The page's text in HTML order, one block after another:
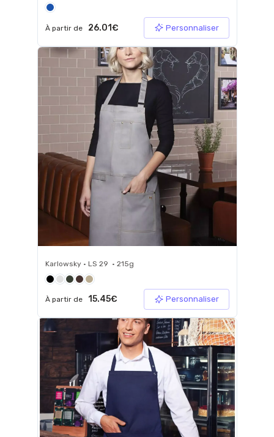
À partir de 26.01€ Personnaliser
Karlowsky • LS 29 • 215g
À partir de 15.45€ Personnaliser